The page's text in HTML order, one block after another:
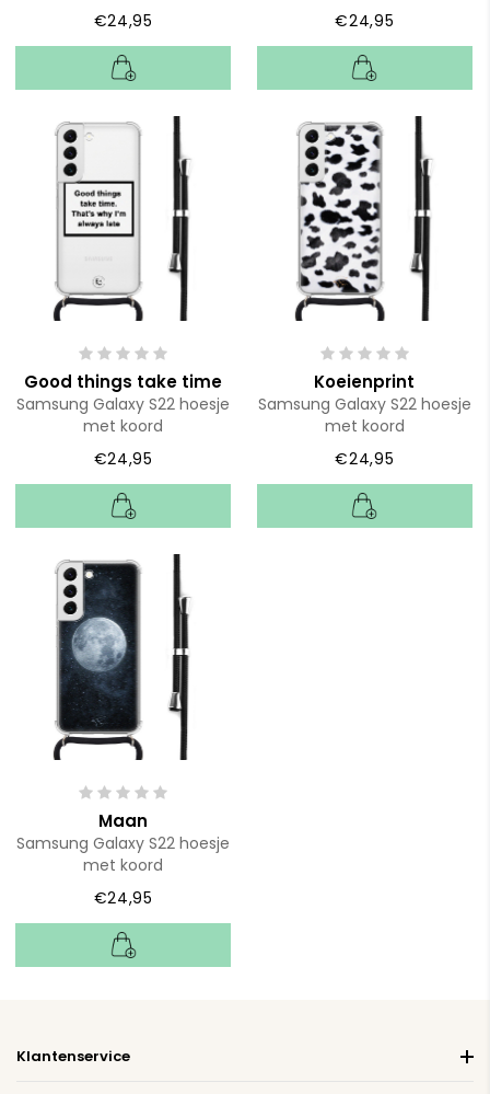
€24,95
€24,95
Good things take time
Samsung Galaxy S22 hoesje
met koord
€24,95
Koeienprint
Samsung Galaxy S22 hoesje
met koord
€24,95
Maan
Samsung Galaxy S22 hoesje
met koord
€24,95
Klantenservice